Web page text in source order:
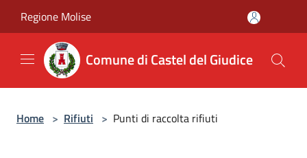
Regione Molise
Comune di Castel del Giudice
Home > Rifiuti > Punti di raccolta rifiuti